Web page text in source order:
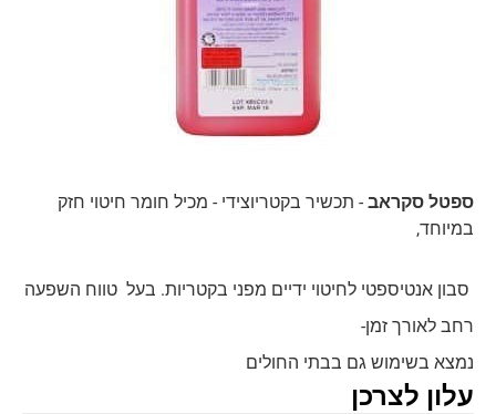
ספטל סקראב - תכשיר בקטריוצידי - מכיל חומר חיטוי חזק
במיוחד,
סבון אנטיספטי לחיטוי ידיים מפני בקטריות. בעל טווח השפעה
רחב לאורך זמן-
נמצא בשימוש גם בבתי החולים
עלון לצרכן